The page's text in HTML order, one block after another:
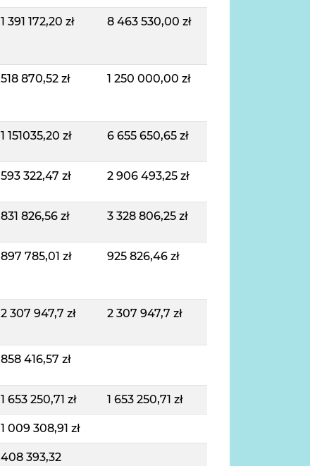
1 391 172,20 zł 8 463 530,00 zł
518 870,52 zł 1 250 000,00 zł
1 151035,20 zł 6 655 650,65 zł
593 322,47 zł 2 906 493,25 zł
831 826,56 zł 3 328 806,25 zł
897 785,01 zł 925 826,46 zł
2 307 947,7 zł 2 307 947,7 zł
858 416,57 zł
1 653 250,71 zł 1 653 250,71 zł
1 009 308,91 zł
408 393,32